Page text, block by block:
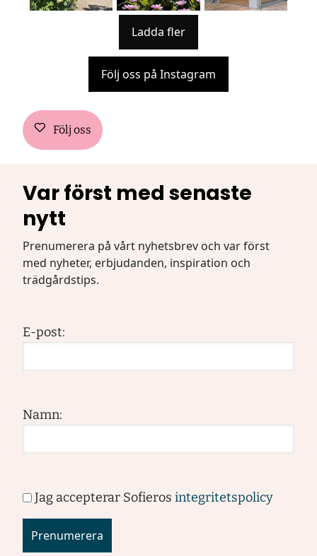
Ladda fler
Följ oss på Instagram
Följ oss
Var först med senaste
nytt
Prenumerera på vårt nyhetsbrev och var först
med nyheter, erbjudanden, inspiration och
trädgårdstips.
E-post:
Namn:
Jag accepterar Sofieros integritetspolicy